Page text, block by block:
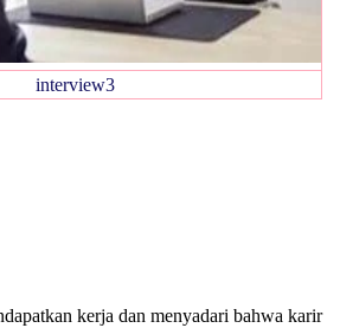
interview3
kerja dan menyadari bahwa karir